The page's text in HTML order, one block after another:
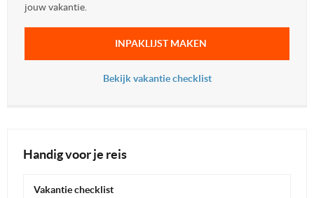
jouw vakantie.
INPAKLIJST MAKEN
Bekijk vakantie checklist
Handig voor je reis
Vakantie checklist